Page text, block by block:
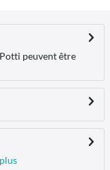
peuvent être
plus